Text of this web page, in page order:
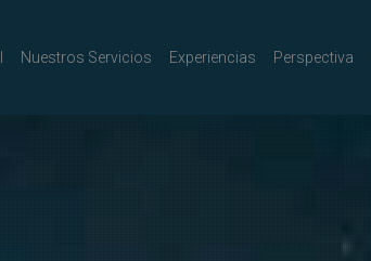
Nuestros Servicios Experiencias Perspectiva